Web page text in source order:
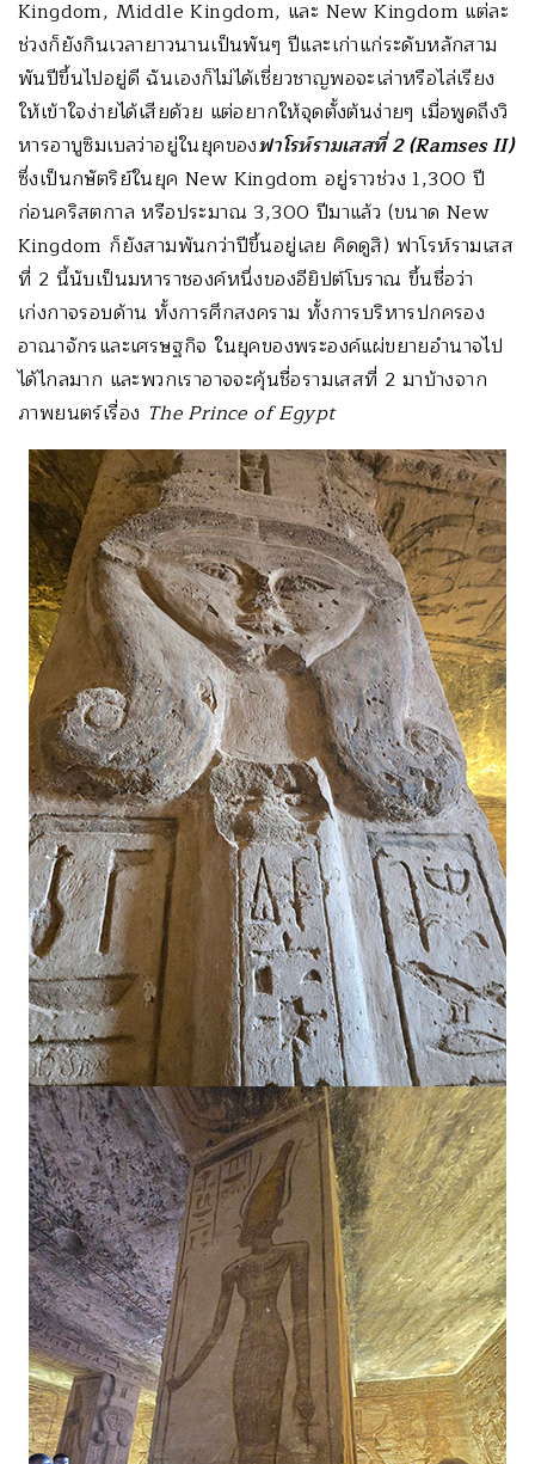
Kingdom, Middle Kingdom, และ New Kingdom แต่ละ
ช่วงก็ยังกินเวลายาวนานเป็นพันๆ ปีและเก่าแก่ระดับหลักสาม
พันปีขึ้นไปอยู่ดี ฉันเองก็ไม่ได้เชี่ยวชาญพอจะเล่าหรือไล่เรียง
ให้เข้าใจง่ายได้เสียด้วย แต่อยากให้จุดตั้งต้นง่ายๆ เมื่อพูดถึงวิ
หารอาบูซิมเบลว่าอยู่ในยุคของฟาโรห์รามเสสที่2 (Ramses II)
ซึ่งเป็นกษัตริย์ในยุค New Kingdom อยู่ราวช่วง 1,300 ปี
ก่อนคริสตกาล หรือประมาณ 3,300 ปีมาแล้ว (ขนาด New
Kingdom ก็ยังสามพันกว่าปีขึ้นอยู่เลย คิดดูสิ) ฟาโรห์รามเสส
ที่ 2 นี้นับเป็นมหาราชองค์หนึ่งของอียิปต์โบราณ ขึ้นชื่อว่า
เก่งกาจรอบด้าน ทั้งการศึกสงคราม ทั้งการบริหารปกครอง
อาณาจักรและเศรษฐกิจ ในยุคของพระองค์แผ่ขยายอำนาจไป
ได้ไกลมาก และพวกเราอาจจะคุ้นชื่อรามเสสที่ 2 มาบ้างจาก
ภาพยนตร์เรื่อง The Prince of Egypt